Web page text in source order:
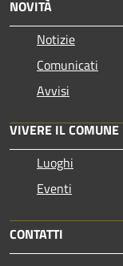
NOVITÀ
Notizie
Comunicati
Avvisi
VIVERE IL COMUNE
Luoghi
Eventi
CONTATTI